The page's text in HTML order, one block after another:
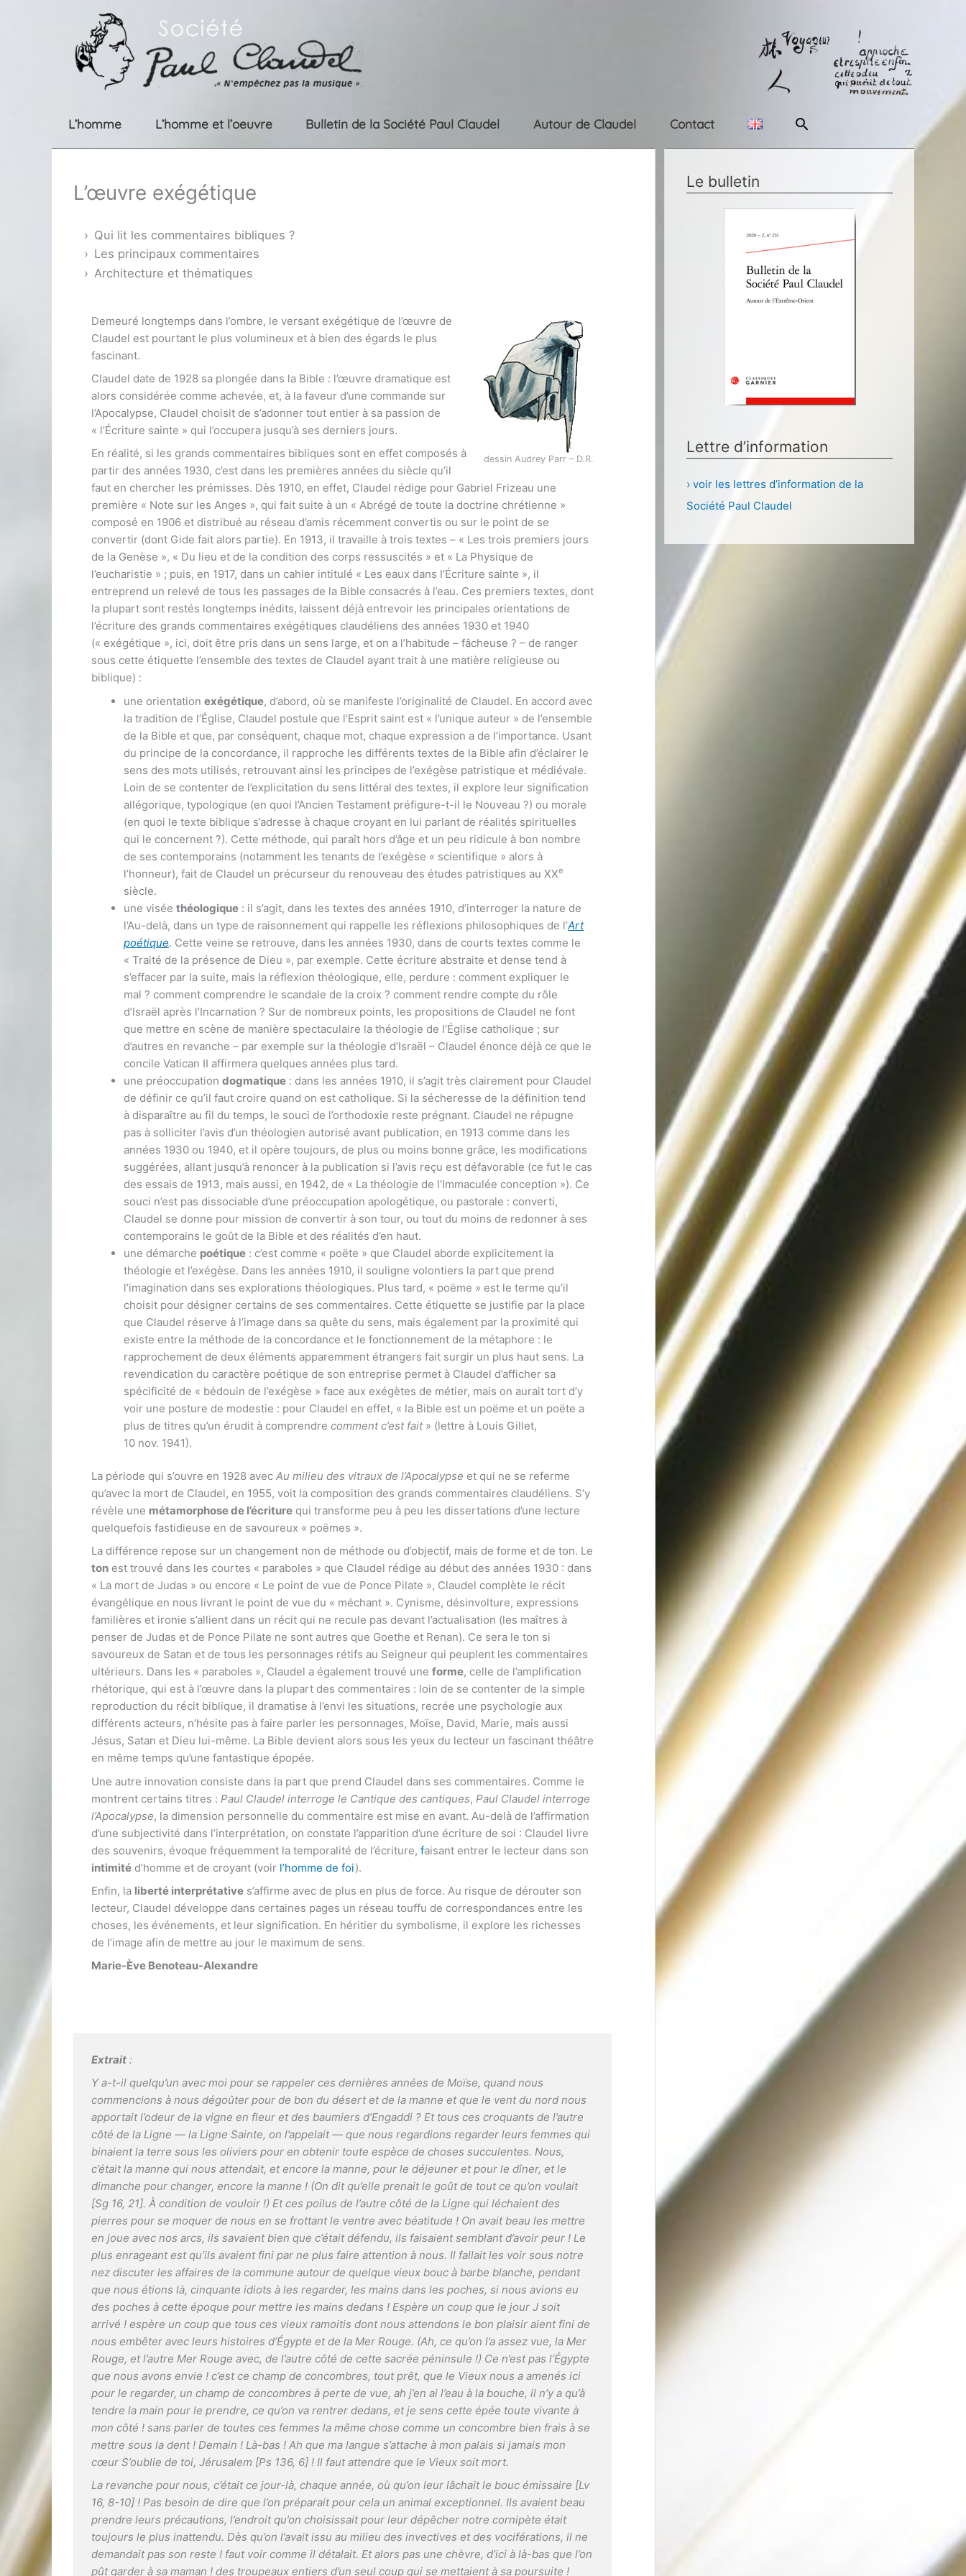
L’homme L’homme et l’oeuvre Bulletin de la Société Paul Claudel Autour de Claudel Contact Rechercher
L’œuvre exégétique
Qui lit les commentaires bibliques ?
Les principaux commentaires
Architecture et thématiques
dessin Audrey Parr – D.R.
Demeuré longtemps dans l’ombre, le versant exégétique de l’œuvre de
Claudel est pourtant le plus volumineux et à bien des égards le plus
fascinant.
Claudel date de 1928 sa plongée dans la Bible : l’œuvre dramatique est
alors considérée comme achevée, et, à la faveur d’une commande sur
l’Apocalypse, Claudel choisit de s’adonner tout entier à sa passion de
« l’Écriture sainte » qui l’occupera jusqu’à ses derniers jours.
En réalité, si les grands commentaires bibliques sont en effet composés à
partir des années 1930, c’est dans les premières années du siècle qu’il
faut en chercher les prémisses. Dès 1910, en effet, Claudel rédige pour Gabriel Frizeau une
première « Note sur les Anges », qui fait suite à un « Abrégé de toute la doctrine chrétienne »
composé en 1906 et distribué au réseau d’amis récemment convertis ou sur le point de se
convertir (dont Gide fait alors partie). En 1913, il travaille à trois textes – « Les trois premiers jours
de la Genèse », « Du lieu et de la condition des corps ressuscités » et « La Physique de
l’eucharistie » ; puis, en 1917, dans un cahier intitulé « Les eaux dans l’Écriture sainte », il
entreprend un relevé de tous les passages de la Bible consacrés à l’eau. Ces premiers textes, dont
la plupart sont restés longtemps inédits, laissent déjà entrevoir les principales orientations de
l’écriture des grands commentaires exégétiques claudéliens des années 1930 et 1940
(« exégétique », ici, doit être pris dans un sens large, et on a l’habitude – fâcheuse ? – de ranger
sous cette étiquette l’ensemble des textes de Claudel ayant trait à une matière religieuse ou
biblique) :
une orientation exégétique, d’abord, où se manifeste l’originalité de Claudel. En accord avec
la tradition de l’Église, Claudel postule que l’Esprit saint est « l’unique auteur » de l’ensemble
de la Bible et que, par conséquent, chaque mot, chaque expression a de l’importance. Usant
du principe de la concordance, il rapproche les différents textes de la Bible afin d’éclairer le
sens des mots utilisés, retrouvant ainsi les principes de l’exégèse patristique et médiévale.
Loin de se contenter de l’explicitation du sens littéral des textes, il explore leur signification
allégorique, typologique (en quoi l’Ancien Testament préfigure-t-il le Nouveau ?) ou morale
(en quoi le texte biblique s’adresse à chaque croyant en lui parlant de réalités spirituelles
qui le concernent ?). Cette méthode, qui paraît hors d’âge et un peu ridicule à bon nombre
de ses contemporains (notamment les tenants de l’exégèse « scientifique » alors à
l’honneur), fait de Claudel un précurseur du renouveau des études patristiques au XXe
siècle.
une visée théologique : il s’agit, dans les textes des années 1910, d’interroger la nature de
l’Au-delà, dans un type de raisonnement qui rappelle les réflexions philosophiques de l’Art
poétique. Cette veine se retrouve, dans les années 1930, dans de courts textes comme le
« Traité de la présence de Dieu », par exemple. Cette écriture abstraite et dense tend à
s’effacer par la suite, mais la réflexion théologique, elle, perdure : comment expliquer le
mal ? comment comprendre le scandale de la croix ? comment rendre compte du rôle
d’Israël après l’Incarnation ? Sur de nombreux points, les propositions de Claudel ne font
que mettre en scène de manière spectaculaire la théologie de l’Église catholique ; sur
d’autres en revanche – par exemple sur la théologie d’Israël – Claudel énonce déjà ce que le
concile Vatican II affirmera quelques années plus tard.
une préoccupation dogmatique : dans les années 1910, il s’agit très clairement pour Claudel
de définir ce qu’il faut croire quand on est catholique. Si la sécheresse de la définition tend
à disparaître au fil du temps, le souci de l’orthodoxie reste prégnant. Claudel ne répugne
pas à solliciter l’avis d’un théologien autorisé avant publication, en 1913 comme dans les
années 1930 ou 1940, et il opère toujours, de plus ou moins bonne grâce, les modifications
suggérées, allant jusqu’à renoncer à la publication si l’avis reçu est défavorable (ce fut le cas
des essais de 1913, mais aussi, en 1942, de « La théologie de l’Immaculée conception »). Ce
souci n’est pas dissociable d’une préoccupation apologétique, ou pastorale : converti,
Claudel se donne pour mission de convertir à son tour, ou tout du moins de redonner à ses
contemporains le goût de la Bible et des réalités d’en haut.
une démarche poétique : c’est comme « poëte » que Claudel aborde explicitement la
théologie et l’exégèse. Dans les années 1910, il souligne volontiers la part que prend
l’imagination dans ses explorations théologiques. Plus tard, « poëme » est le terme qu’il
choisit pour désigner certains de ses commentaires. Cette étiquette se justifie par la place
que Claudel réserve à l’image dans sa quête du sens, mais également par la proximité qui
existe entre la méthode de la concordance et le fonctionnement de la métaphore : le
rapprochement de deux éléments apparemment étrangers fait surgir un plus haut sens. La
revendication du caractère poétique de son entreprise permet à Claudel d’afficher sa
spécificité de « bédouin de l’exégèse » face aux exégètes de métier, mais on aurait tort d’y
voir une posture de modestie : pour Claudel en effet, « la Bible est un poëme et un poëte a
plus de titres qu’un érudit à comprendre comment c’est fait » (lettre à Louis Gillet,
10 nov. 1941).
La période qui s’ouvre en 1928 avec Au milieu des vitraux de l’Apocalypse et qui ne se referme
qu’avec la mort de Claudel, en 1955, voit la composition des grands commentaires claudéliens. S’y
révèle une métamorphose de l’écriture qui transforme peu à peu les dissertations d’une lecture
quelquefois fastidieuse en de savoureux « poëmes ».
La différence repose sur un changement non de méthode ou d’objectif, mais de forme et de ton. Le
ton est trouvé dans les courtes « paraboles » que Claudel rédige au début des années 1930 : dans
« La mort de Judas » ou encore « Le point de vue de Ponce Pilate », Claudel complète le récit
évangélique en nous livrant le point de vue du « méchant ». Cynisme, désinvolture, expressions
familières et ironie s’allient dans un récit qui ne recule pas devant l’actualisation (les maîtres à
penser de Judas et de Ponce Pilate ne sont autres que Goethe et Renan). Ce sera le ton si
savoureux de Satan et de tous les personnages rétifs au Seigneur qui peuplent les commentaires
ultérieurs. Dans les « paraboles », Claudel a également trouvé une forme, celle de l’amplification
rhétorique, qui est à l’œuvre dans la plupart des commentaires : loin de se contenter de la simple
reproduction du récit biblique, il dramatise à l’envi les situations, recrée une psychologie aux
différents acteurs, n’hésite pas à faire parler les personnages, Moïse, David, Marie, mais aussi
Jésus, Satan et Dieu lui-même. La Bible devient alors sous les yeux du lecteur un fascinant théâtre
en même temps qu’une fantastique épopée.
Une autre innovation consiste dans la part que prend Claudel dans ses commentaires. Comme le
montrent certains titres : Paul Claudel interroge le Cantique des cantiques, Paul Claudel interroge
l’Apocalypse, la dimension personnelle du commentaire est mise en avant. Au-delà de l’affirmation
d’une subjectivité dans l’interprétation, on constate l’apparition d’une écriture de soi : Claudel livre
des souvenirs, évoque fréquemment la temporalité de l’écriture, faisant entrer le lecteur dans son
intimité d’homme et de croyant (voir l’homme de foi).
Enfin, la liberté interprétative s’affirme avec de plus en plus de force. Au risque de dérouter son
lecteur, Claudel développe dans certaines pages un réseau touffu de correspondances entre les
choses, les événements, et leur signification. En héritier du symbolisme, il explore les richesses
de l’image afin de mettre au jour le maximum de sens.
Marie-Ève Benoteau-Alexandre
Extrait :
Y a-t-il quelqu’un avec moi pour se rappeler ces dernières années de Moïse, quand nous
commencions à nous dégoûter pour de bon du désert et de la manne et que le vent du nord nous
apportait l’odeur de la vigne en fleur et des baumiers d’Engaddi ? Et tous ces croquants de l’autre
côté de la Ligne — la Ligne Sainte, on l’appelait — que nous regardions regarder leurs femmes qui
binaient la terre sous les oliviers pour en obtenir toute espèce de choses succulentes. Nous,
c’était la manne qui nous attendait, et encore la manne, pour le déjeuner et pour le dîner, et le
dimanche pour changer, encore la manne ! (On dit qu’elle prenait le goût de tout ce qu’on voulait
[Sg 16, 21]. À condition de vouloir !) Et ces poilus de l’autre côté de la Ligne qui léchaient des
pierres pour se moquer de nous en se frottant le ventre avec béatitude ! On avait beau les mettre
en joue avec nos arcs, ils savaient bien que c’était défendu, ils faisaient semblant d’avoir peur ! Le
plus enrageant est qu’ils avaient fini par ne plus faire attention à nous. Il fallait les voir sous notre
nez discuter les affaires de la commune autour de quelque vieux bouc à barbe blanche, pendant
que nous étions là, cinquante idiots à les regarder, les mains dans les poches, si nous avions eu
des poches à cette époque pour mettre les mains dedans ! Espère un coup que le jour J soit
arrivé ! espère un coup que tous ces vieux ramoitis dont nous attendons le bon plaisir aient fini de
nous embêter avec leurs histoires d’Égypte et de la Mer Rouge. (Ah, ce qu’on l’a assez vue, la Mer
Rouge, et l’autre Mer Rouge avec, de l’autre côté de cette sacrée péninsule !) Ce n’est pas l’Égypte
que nous avons envie ! c’est ce champ de concombres, tout prêt, que le Vieux nous a amenés ici
pour le regarder, un champ de concombres à perte de vue, ah j’en ai l’eau à la bouche, il n’y a qu’à
tendre la main pour le prendre, ce qu’on va rentrer dedans, et je sens cette épée toute vivante à
mon côté ! sans parler de toutes ces femmes la même chose comme un concombre bien frais à se
mettre sous la dent ! Demain ! Là-bas ! Ah que ma langue s’attache à mon palais si jamais mon
cœur S’oublie de toi, Jérusalem [Ps 136, 6] ! Il faut attendre que le Vieux soit mort.
La revanche pour nous, c’était ce jour-là, chaque année, où qu’on leur lâchait le bouc émissaire [Lv
16, 8-10] ! Pas besoin de dire que l’on préparait pour cela un animal exceptionnel. Ils avaient beau
prendre leurs précautions, l’endroit qu’on choisissait pour leur dépêcher notre cornipète était
toujours le plus inattendu. Dès qu’on l’avait issu au milieu des invectives et des vociférations, il ne
demandait pas son reste ! faut voir comme il détalait. Et alors pas une chèvre, d’ici à là-bas que l’on
pût garder à sa maman ! des troupeaux entiers d’un seul coup qui se mettaient à sa poursuite !
Le bulletin
Lettre d’information
› voir les lettres d’information de la
Société Paul Claudel